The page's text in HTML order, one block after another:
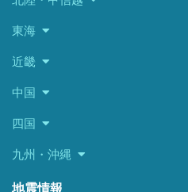
東海
近畿
中国
四国
九州・沖縄
地震情報